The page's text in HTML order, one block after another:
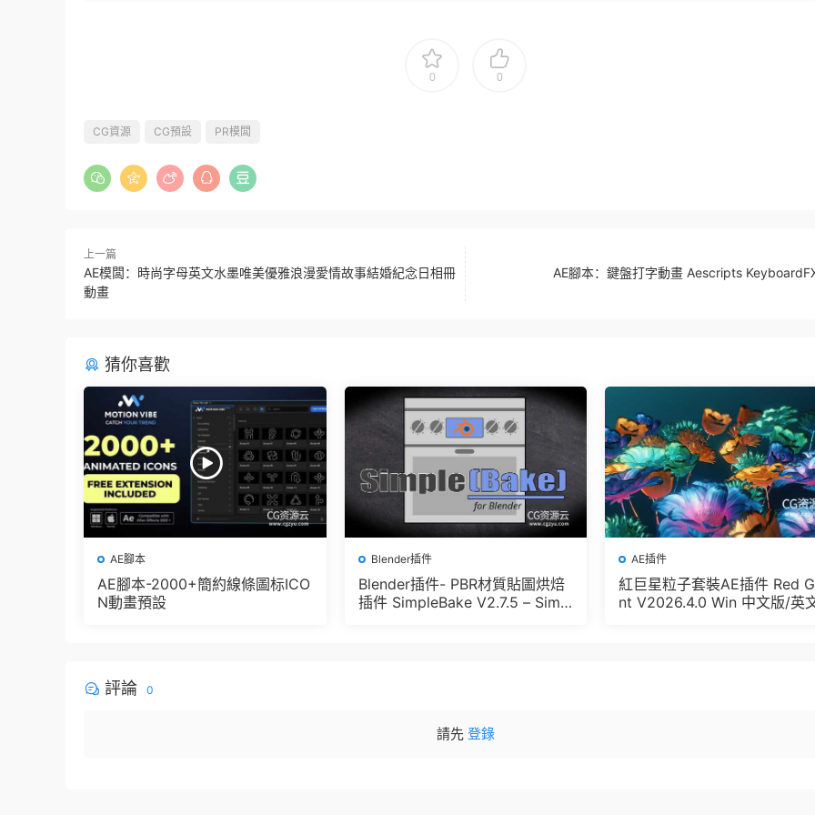
0 0
CG資源 CG預設 PR模闆
上一篇
AE模闆：時尚字母英文水墨唯美優雅浪漫愛情故事結婚紀念日相冊
動畫
AE腳本：鍵盤打字動畫 Aescripts
猜你喜歡
AE腳本
AE腳本-2000+簡約線條圖标ICO
N動畫預設
Blender插件
Blender插件- PBR材質貼圖烘焙
插件 SimpleBake V2.7.5 – Simpl
AE插件
紅巨星粒子套裝AE插件 Red
nt V2026.4.0 Win 中文版/英
評論 0
請先 登錄